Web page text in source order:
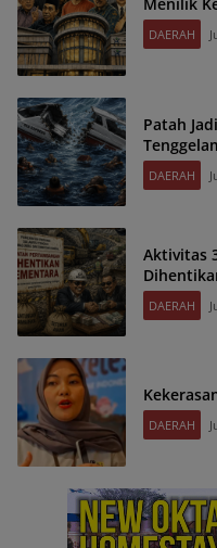
DAERAH
Patah Jadi Dua,
DAERAH
Aktivitas
DAERAH
DAERAH